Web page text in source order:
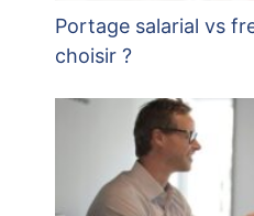
Portage salarial vs
choisir ?